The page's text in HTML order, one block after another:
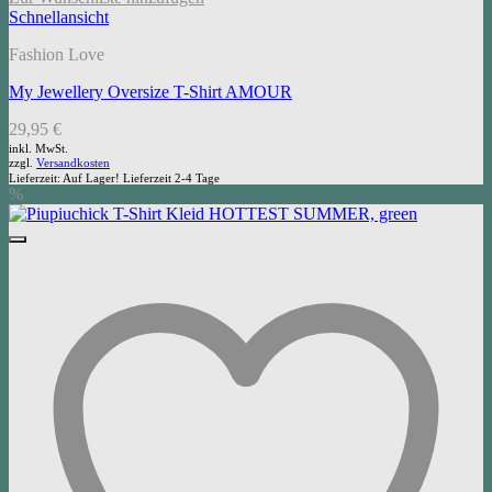
Schnellansicht
Fashion Love
My Jewellery Oversize T-Shirt AMOUR
29,95 €
inkl. MwSt.
zzgl. Versandkosten
Lieferzeit: Auf Lager! Lieferzeit 2-4 Tage
%